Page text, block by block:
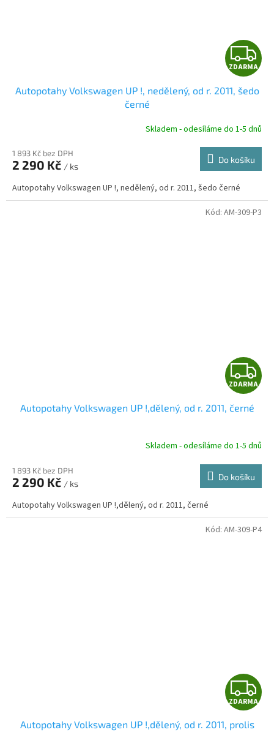
Z
D
R
ZDARMA
Autopotahy Volkswagen UP !, nedělený, od r. 2011, šedo
černé
Skladem - odesíláme do 1-5 dnů
1 893 Kč bez DPH
2 290 Kč / ks
Do košíku
Autopotahy Volkswagen UP !, nedělený, od r. 2011, šedo černé
Z
D
R
ZDARMA
Autopotahy Volkswagen UP !,dělený, od r. 2011, černé
Skladem - odesíláme do 1-5 dnů
1 893 Kč bez DPH
2 290 Kč / ks
Do košíku
Autopotahy Volkswagen UP !,dělený, od r. 2011, černé
Kód: AM-309-P3
Z
D
ZDARMA
Autopotahy Volkswagen UP !,dělený, od r. 2011, prolis
Kód: AM-309-P4